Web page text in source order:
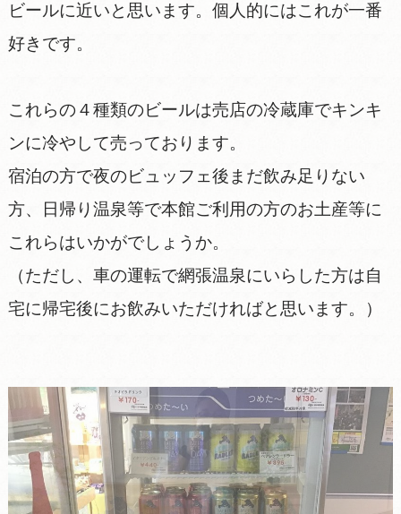
ビールに近いと思います。個人的にはこれが一番
好きです。
これらの４種類のビールは売店の冷蔵庫でキンキ
ンに冷やして売っております。
宿泊の方で夜のビュッフェ後まだ飲み足りない
方、日帰り温泉等で本館ご利用の方のお土産等に
これらはいかがでしょうか。
（ただし、車の運転で網張温泉にいらした方は自
宅に帰宅後にお飲みいただければと思います。）